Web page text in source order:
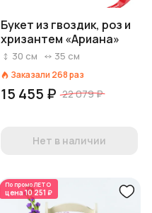
Букет из гвоздик, роз и
хризантем «Ариана»
30 см 35 см
Заказали 268раз
15 455 ₽ 22 079 ₽
Нет в наличии
По промоЛЕТО
цена10 251 ₽